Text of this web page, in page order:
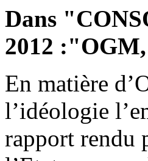
Dans
2012
En matière
l’idéologie
rapport rendu